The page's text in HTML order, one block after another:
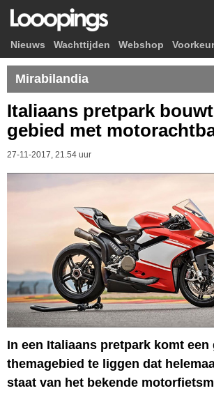
Nieuws Wachttijden Webshop
Mirabilandia
Italiaans pretpark
gebied met
27-11-2017, 21.54 uur
In een Italiaans pretpark komt een
themagebied te liggen dat
staat van het bekende